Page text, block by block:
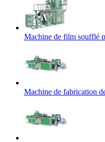
Machine de film soufflé
Machine de fabrication